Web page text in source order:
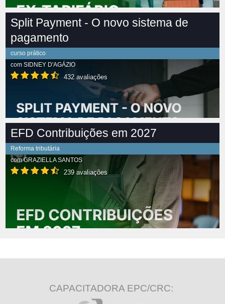
Split Payment - O novo sistema de
pagamento
curso prático
com SIDNEY D'AGÁZIO
432 avaliações
EFD Contribuições em 2027
Reforma tributária
comGRAZIELLA SANTOS
239 avaliações
CAPACITADORA EPC/CRC: